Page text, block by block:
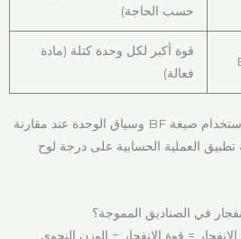
حسب الحاجة)
قوة أكبر لكل وحدة كتلة (مادة
فعالة)
هذا الجدول يجعل من السهل استخدام صيغة BF وسياق الوحدة عند مقارنة
تطبيق العملية الحسابية على درجة لوح
في الصناديق المموجة؟
= قوة الانفجار ÷ الوزن النحوي.